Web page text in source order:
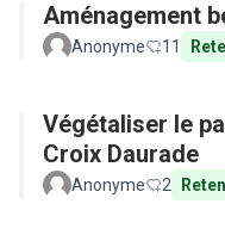
Aménagement
Anonyme 11
Végétaliser le
Croix Daurade
Anonyme 2